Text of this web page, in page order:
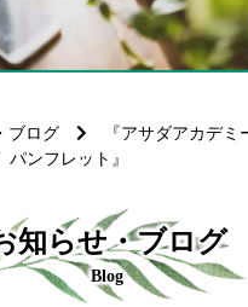
ブログ
『アサダアカデ
パンフレット』
知らせ・ブログ
Blog